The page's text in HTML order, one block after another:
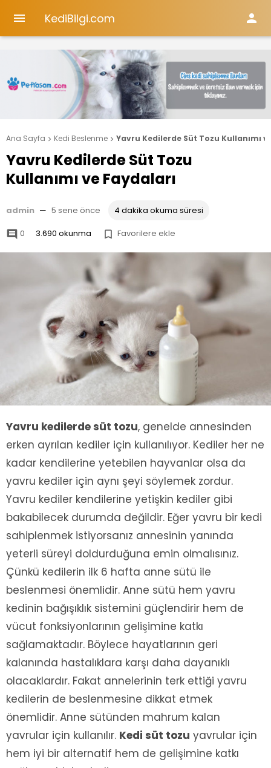
 KediBilgi.com 
Ana Sayfa  Kedi Beslenme  Yavru Kedilerde Süt Tozu Kullanımı
Yavru Kedilerde Süt Tozu
Kullanımı ve Faydaları
admin — 5 sene önce 4 dakika okuma süresi
 0 3.690 okunma  Favorilere ekle
Yavru kedilerde süt tozu, genelde annesinden
erken ayrılan kediler için kullanılıyor. Kediler her ne
kadar kendilerine yetebilen hayvanlar olsa da
yavru kediler için aynı şeyi söylemek zordur.
Yavru kediler kendilerine yetişkin kediler gibi
bakabilecek durumda değildir. Eğer yavru bir kedi
sahiplenmek istiyorsanız annesinin yanında
yeterli süreyi doldurduğuna emin olmalısınız.
Çünkü kedilerin ilk 6 hafta anne sütü ile
beslenmesi önemlidir. Anne sütü hem yavru
kedinin bağışıklık sistemini güçlendirir hem de
vücut fonksiyonlarının gelişimine katkı
sağlamaktadır. Böylece hayatlarının geri
kalanında hastalıklara karşı daha dayanıklı
olacaklardır. Fakat annelerinin terk ettiği yavru
kedilerin de beslenmesine dikkat etmek
önemlidir. Anne sütünden mahrum kalan
yavrular için kullanılır. Kedi süt tozu yavrular için
hem iyi bir alternatif hem de gelişimine katkı